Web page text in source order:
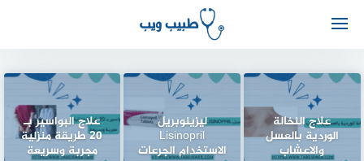
علاج النخالة
الوردية بالعسل
والاعشاب
ليزينوبريل
Lisinopril
الاستخدام الجرعات
علاج البواسير بـ
20 طريقة منزلية
مجربة وسريعة